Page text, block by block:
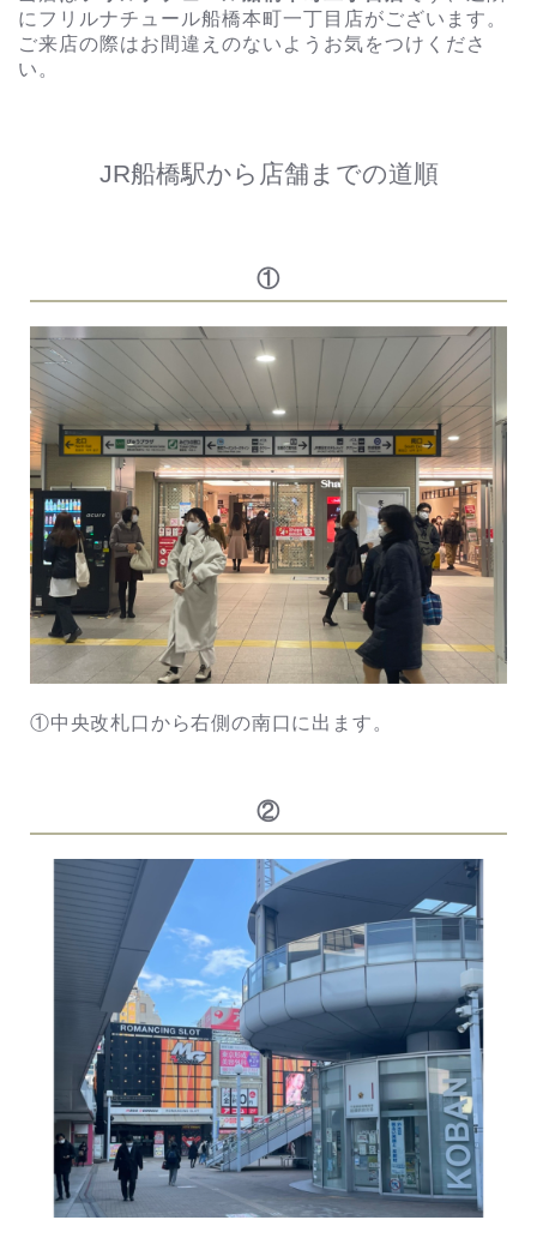
にフリルナチュール船橋本町一丁目店がございます。
ご来店の際はお間違えのないようお気をつけくださ
い。
JR船橋駅から店舗までの道順
①
①中央改札口から右側の南口に出ます。
②